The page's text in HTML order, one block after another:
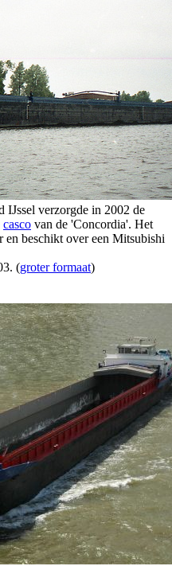
verzorgde in 2002 de
casco van de 'Concordia'. Het
en beschikt over een Mitsubishi
(groter formaat)